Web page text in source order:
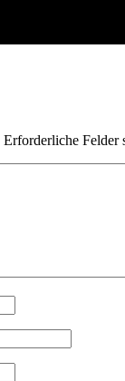
Erforderliche Felder